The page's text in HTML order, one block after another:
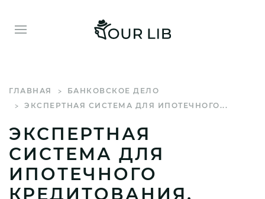
ГЛАВНАЯ
БАНКОВСКОЕ ДЕЛО
ЭКСПЕРТНАЯ СИСТЕМА ДЛЯ ИПОТЕЧНОГО...
ЭКСПЕРТНАЯ
СИСТЕМА ДЛЯ
ИПОТЕЧНОГО
КРЕДИТОВАНИЯ,